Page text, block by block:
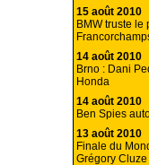
15 août 2010
BMW truste
14 août 2010
Brno : Dani
Honda
14 août 2010
Ben Spies
13 août 2010
Finale du
Grégory